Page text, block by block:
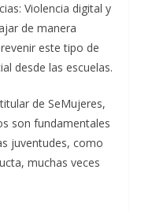
Violencia digital y
de manera
este tipo de
desde las escuelas.
de SeMujeres,
son fundamentales
juventudes, como
muchas veces